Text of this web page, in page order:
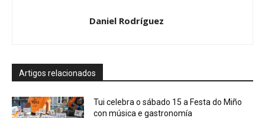
Daniel Rodríguez
Artigos relacionados
Tui celebra o sábado 15 a Festa do Miño
con música e gastronomía